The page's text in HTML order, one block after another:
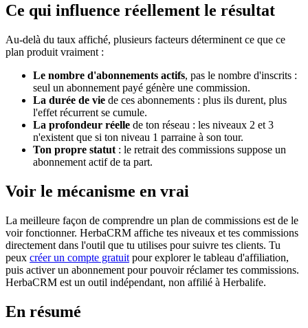
Ce qui influence réellement le résultat
Au-delà du taux affiché, plusieurs facteurs déterminent ce que ce
plan produit vraiment :
Le nombre d'abonnements actifs, pas le nombre d'inscrits :
seul un abonnement payé génère une commission.
La durée de vie de ces abonnements : plus ils durent, plus
l'effet récurrent se cumule.
La profondeur réelle de ton réseau : les niveaux 2 et 3
n'existent que si ton niveau 1 parraine à son tour.
Ton propre statut : le retrait des commissions suppose un
abonnement actif de ta part.
Voir le mécanisme en vrai
La meilleure façon de comprendre un plan de commissions est de le
voir fonctionner. HerbaCRM affiche tes niveaux et tes commissions
directement dans l'outil que tu utilises pour suivre tes clients. Tu
peux créer un compte gratuit pour explorer le tableau d'affiliation,
puis activer un abonnement pour pouvoir réclamer tes commissions.
HerbaCRM est un outil indépendant, non affilié à Herbalife.
En résumé